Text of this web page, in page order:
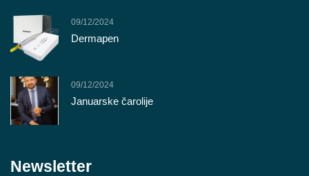
09/12/2024
Dermapen
09/12/2024
Januarske čarolije
Newsletter